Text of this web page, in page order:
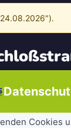
Cookies